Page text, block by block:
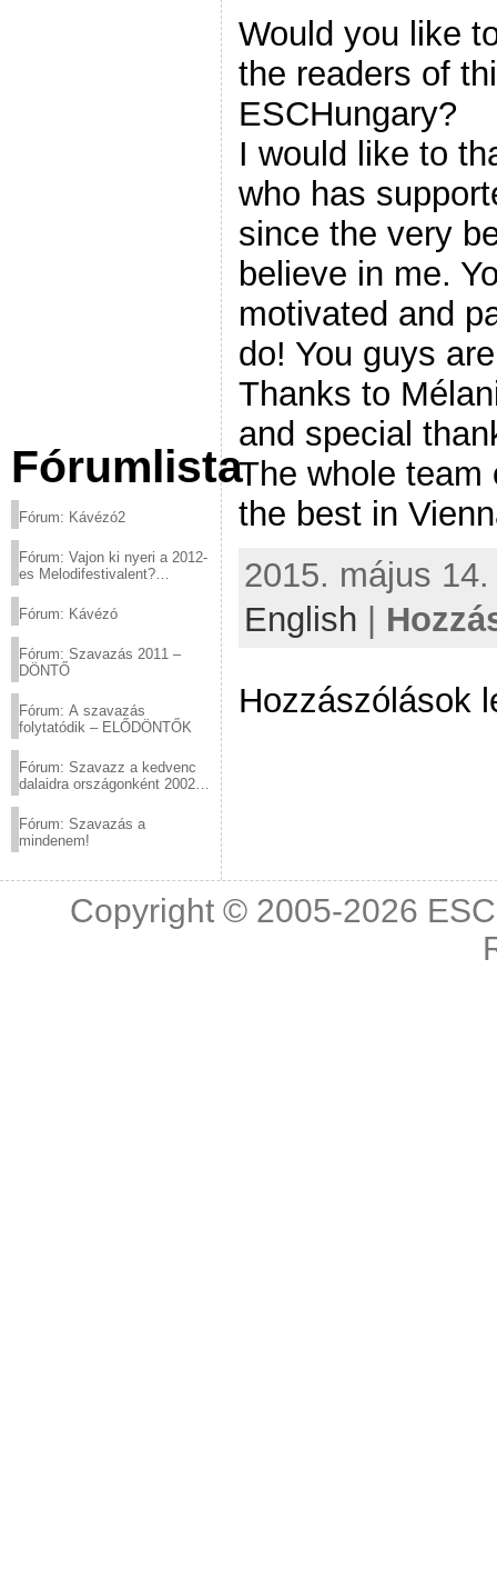
Fórumlista
Fórum: Kávézó2
Fórum: Vajon ki nyeri a 2012-
es Melodifestivalent?
Fórum: Kávézó
Fórum: Szavazás 2011 –
DÖNTŐ
Fórum: A szavazás
folytatódik – ELŐDÖNTŐK
Fórum: Szavazz a kedvenc
dalaidra országonként 2002
Fórum: Szavazás a
mindenem!
Would you like
the readers of
ESCHungary?
I would like to
who has
since the very
believe in me.
motivated and
do! You guys
Thanks to
and special
The whole team
the best in
2015. május
English
Hozzászólások
Copyright © 2005-2026